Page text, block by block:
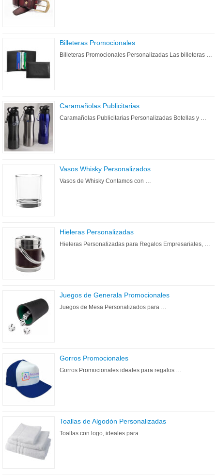
Billeteras Promocionales
Billeteras Promocionales Personalizadas Las billeteras …
Caramañolas Publicitarias
Caramañolas Publicitarias Personalizadas Botellas y …
Vasos Whisky Personalizados
Vasos de Whisky Contamos con …
Hieleras Personalizadas
Hieleras Personalizadas para Regalos Empresariales, …
Juegos de Generala Promocionales
Juegos de Mesa Personalizados para …
Gorros Promocionales
Gorros Promocionales ideales para regalos …
Toallas de Algodón Personalizadas
Toallas con logo, ideales para …